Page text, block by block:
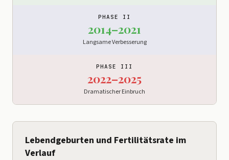
PHASE II
2014–2021
Langsame Verbesserung
PHASE III
2022–2025
Dramatischer Einbruch
Lebendgeburten und Fertilitätsrate im
Verlauf